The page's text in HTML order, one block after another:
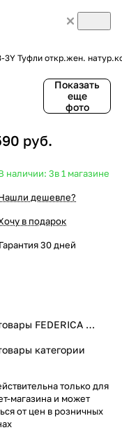
3Y Туфли откр.жен.
Показать
еще
фото
руб.
наличии: 3в 1 магазине
дешевле?
в подарок
Гарантия 30 дней
Все товары FEDERICA RODARI
категории
только для
магазина и может
от цен в розничных